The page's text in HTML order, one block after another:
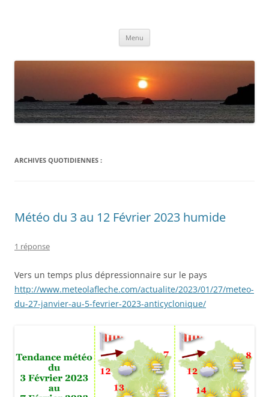
Menu
ARCHIVES QUOTIDIENNES :
Météo du 3 au 12 Février 2023 humide
1 réponse
Vers un temps plus dépressionnaire sur le pays
http://www.meteolafleche.com/actualite/2023/01/27/meteo-
du-27-janvier-au-5-fevrier-2023-anticyclonique/